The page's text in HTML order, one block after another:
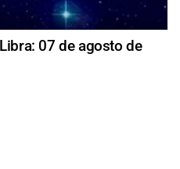
07 de agosto de